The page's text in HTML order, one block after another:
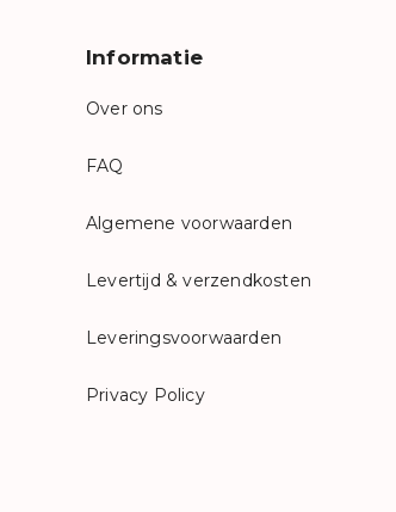
Informatie
Over ons
FAQ
Algemene voorwaarden
Levertijd & verzendkosten
Leveringsvoorwaarden
Privacy Policy